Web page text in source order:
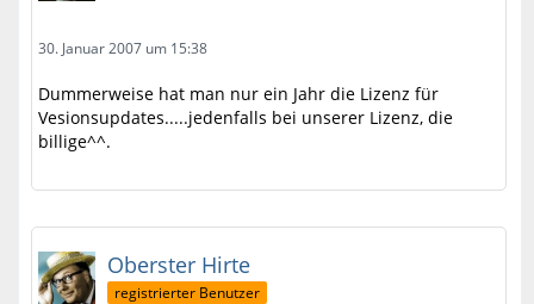
30. Januar 2007 um 15:38
Dummerweise hat man nur ein Jahr die Lizenz für
Vesionsupdates.....jedenfalls bei unserer Lizenz, die
billige^^.
Oberster Hirte
registrierter Benutzer